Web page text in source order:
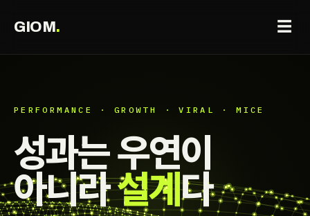
GIOM. ☰
PERFORMANCE · GROWTH · VIRAL · MICE
성과는 우연이
아니라설계다